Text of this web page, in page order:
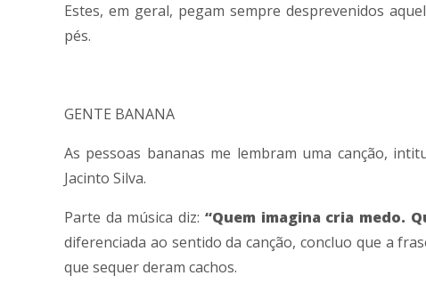
Estes, em geral, pegam sempre desprevenidos
pés.
GENTE BANANA
As pessoas bananas me lembram uma canção,
Jacinto Silva.
Parte da música diz: “Quem imagina cria medo.
diferenciada ao sentido da canção, concluo que a
que sequer deram cachos.